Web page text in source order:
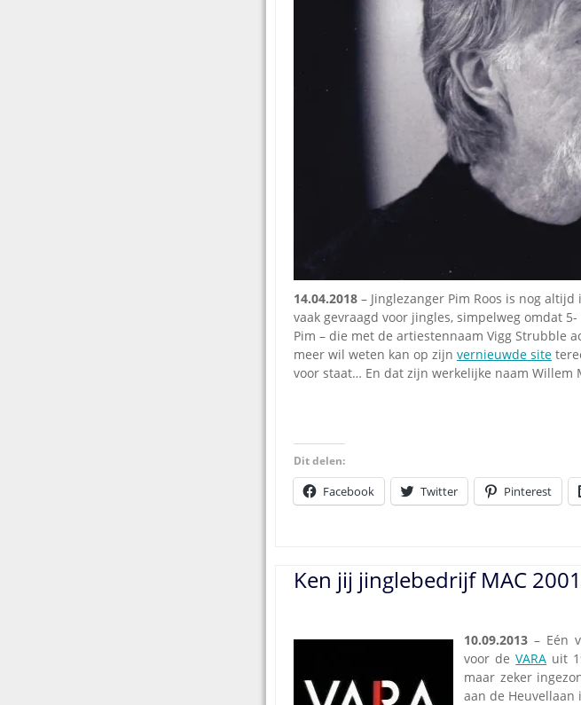
14.04.2018 – Jinglezanger Pim Roos is nog
vaak gevraagd voor jingles, simpelweg omdat
Pim – die met de artiestennaam Vigg Strubble
meer wil weten kan op zijn vernieuwde site
voor staat… En dat zijn werkelijke naam Willem
Dit delen:
Facebook Twitter Pinterest
Ken jij jinglebedrijf MAC 2001
10.09.2013 – Eén
voor deVARA uit
maar zeker
aan de Heuvellaan